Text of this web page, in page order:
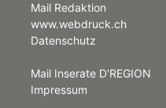
App
Mail Redaktion
www.webdruck.ch
Datenschutz
Mail Inserate D'REGION
Impressum